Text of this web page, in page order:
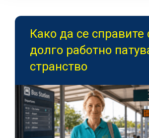
Како да се справите
долго работно
странство